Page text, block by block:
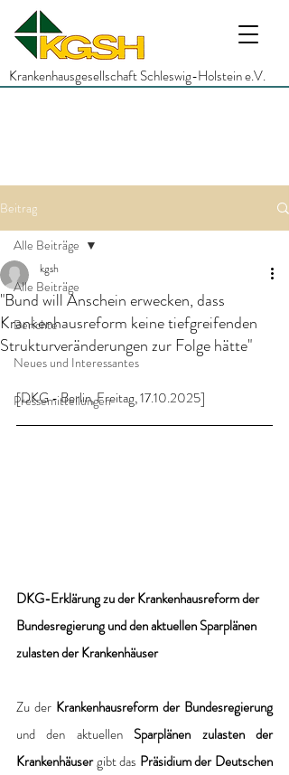
Krankenhausgesellschaft Schleswig-Holstein e.V.
Beitrag
Alle Beiträge
Berichte
Neues und Interessantes
Pressemitteilungen
Alle Beiträge
"Bund will Anschein erwecken, dass
Krankenhausreform keine tiefgreifenden
Strukturveränderungen zur Folge hätte"
kgsh
[DKG - Berlin, Freitag, 17.10.2025]
DKG-Erklärungzu der Krankenhausreform der
Bundesregierung und den aktuellen Sparplänen
zulasten der Krankenhäuser
Zu der Krankenhausreform der Bundesregierung
und den aktuellen Sparplänen zulasten der
Krankenhäuser gibt das Präsidium der Deutschen